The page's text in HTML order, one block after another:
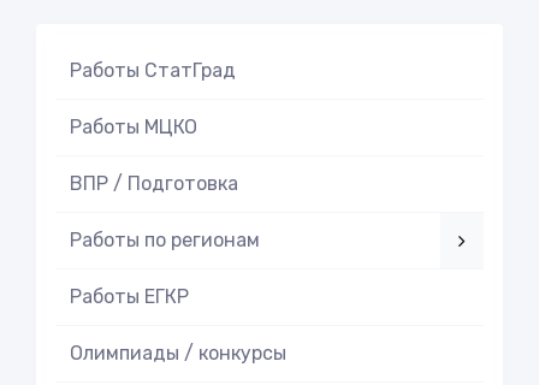
Работы СтатГрад
Работы МЦКО
ВПР / Подготовка
Работы по регионам
Работы ЕГКР
Олимпиады / конкурсы